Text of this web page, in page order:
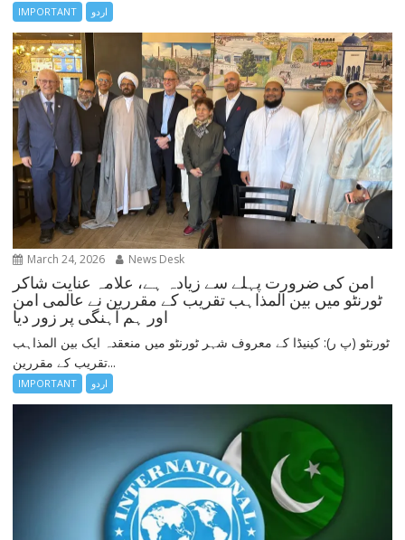
IMPORTANT اردو
March 24, 2026 News Desk
امن کی ضرورت پہلے سے زیادہ ہے، علامہ عنایت شاکر
ٹورنٹو میں بین المذاہب تقریب کے مقررین نے عالمی امن
اور ہم آہنگی پر زور دیا
ٹورنٹو (پ ر): کینیڈا کے معروف شہر ٹورنٹو میں منعقدہ ایک بین المذاہب
تقریب کے مقررین...
IMPORTANT اردو